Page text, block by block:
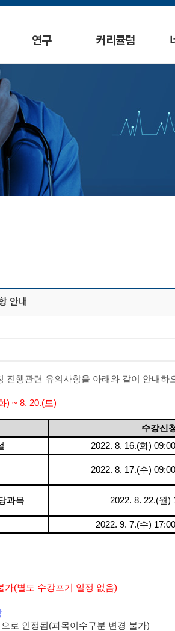
연구 커리큘럼
안내
진행관련 유의사항을 아래와 같이 안내하
) ~ 8. 20.(토)
수강신
2022. 8. 16.(화)
2022. 8. 17.(수)
과목 2022. 8. 22.(월)
2022. 9. 7.(수)
가(별도 수강포기 일정 없음)
로 인정됨(과목이수구분 변경 불가)